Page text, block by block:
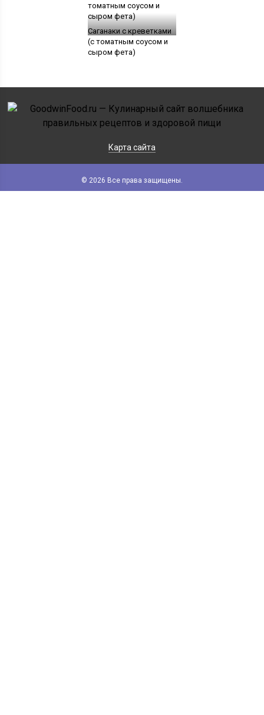
Саганаки с креветками
(с томатным соусом и
сыром фета)
Карта сайта
© 2026 Все права защищены.